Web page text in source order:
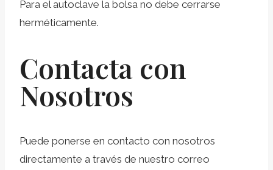
Para el autoclave la bolsa no debe cerrarse
herméticamente.
Contacta con
Nosotros
Puede ponerse en contacto con nosotros
directamente a través de nuestro correo